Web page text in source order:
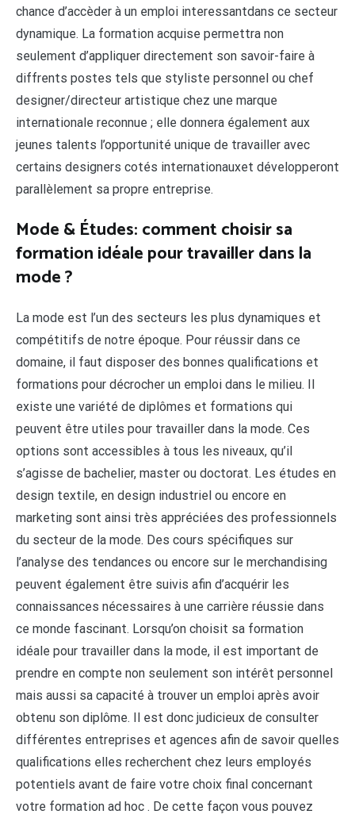
chance d’accèder à un emploi interessantdans ce secteur
dynamique. La formation acquise permettra non
seulement d’appliquer directement son savoir-faire à
diffrents postes tels que styliste personnel ou chef
designer/directeur artistique chez une marque
internationale reconnue ; elle donnera également aux
jeunes talents l’opportunité unique de travailler avec
certains designers cotés internationauxet développeront
parallèlement sa propre entreprise.
Mode & Études: comment choisir sa
formation idéale pour travailler dans la
mode ?
La mode est l’un des secteurs les plus dynamiques et
compétitifs de notre époque. Pour réussir dans ce
domaine, il faut disposer des bonnes qualifications et
formations pour décrocher un emploi dans le milieu. Il
existe une variété de diplômes et formations qui
peuvent être utiles pour travailler dans la mode. Ces
options sont accessibles à tous les niveaux, qu’il
s’agisse de bachelier, master ou doctorat. Les études en
design textile, en design industriel ou encore en
marketing sont ainsi très appréciées des professionnels
du secteur de la mode. Des cours spécifiques sur
l’analyse des tendances ou encore sur le merchandising
peuvent également être suivis afin d’acquérir les
connaissances nécessaires à une carrière réussie dans
ce monde fascinant. Lorsqu’on choisit sa formation
idéale pour travailler dans la mode, il est important de
prendre en compte non seulement son intérêt personnel
mais aussi sa capacité à trouver un emploi après avoir
obtenu son diplôme. Il est donc judicieux de consulter
différentes entreprises et agences afin de savoir quelles
qualifications elles recherchent chez leurs employés
potentiels avant de faire votre choix final concernant
votre formation ad hoc . De cette façon vous pouvez